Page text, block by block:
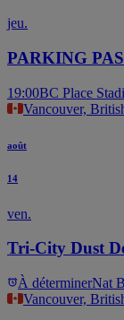
jeu.
PARKING
19:00BC Place
Vancouver,
août
14
ven.
Tri-City Dust
À déterminerNat
Vancouver,